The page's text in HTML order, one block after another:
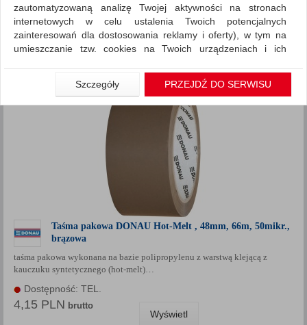
Sortuj po Standardowe
Pokaż produktów
Siatka Lista
1 2
Taśma pakowa DONAU Hot-Melt , 48mm, 66m, 50mikr.,
brązowa
taśma pakowa wykonana na bazie polipropylenu z warstwą klejącą z
kauczuku syntetycznego (hot-melt)…
Dostępność: TEL.
4,15 PLN brutto
Wyświetl
zautomatyzowaną analizę Twojej aktywności na stronach
internetowych w celu ustalenia Twoich potencjalnych
zainteresowań dla dostosowania reklamy i oferty), w tym na
umieszczanie tzw. cookies na Twoich urządzeniach i ich
Jeśli nie chcesz wyrazić zgody lub ograniczyć jej zakres, kliknij
„Szczegóły”, gdzie znajdziesz wszelkie informacje o tym jak to
zrobić . Te same informacje znajdziesz także na podstronie z
naszą polityką prywatności obowiązującą od 25 maja 2018.
W przypadku użytkowników zalogowanych, aby umożliwić
prawidłową realizację Umowy z Państwem i związane z tym
prawidłowe działanie naszej strony www, a w szczególności
np. wysłanie potwierdzenia zamówienia na Państwa email lub
wyświetlenie Państwu prawidłowych informacji o promocjach
czy cenach indywidualnych, ważna jest Państwa wcześniejsza
zgoda której udzieliliście podczas zakładania konta.
Każda Państwa zgoda jest dobrowolna i można ją w dowolnym
momencie wycofać.
Klauzula Informacyjna (rozwiń)
Lista Zaufanych Partnerów (rozwiń)
Szczegóły PRZEJDŹ DO SERWISU